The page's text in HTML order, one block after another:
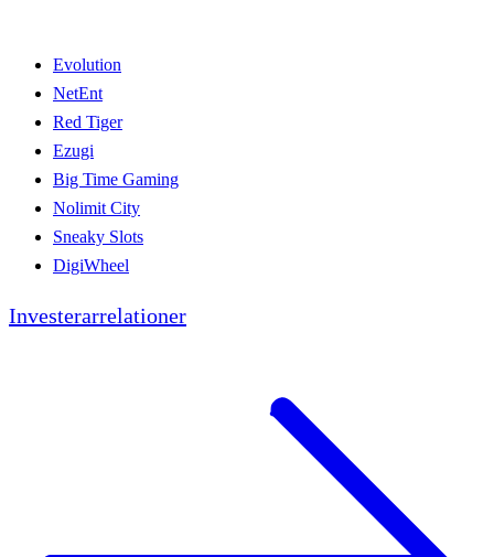
Evolution
NetEnt
Red Tiger
Ezugi
Big Time Gaming
Nolimit City
Sneaky Slots
DigiWheel
Investerarrelationer